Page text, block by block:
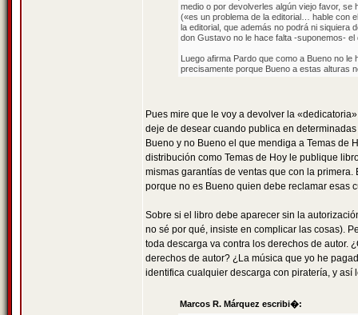
medio o por devolverles algún viejo favor,
(«es un problema de la editorial… hable con
la editorial, que además no podrá ni siquiera
don Gustavo no le hace falta -suponemos-
Luego afirma Pardo que como a Bueno no
precisamente porque Bueno a estas alturas
Pues mire que le voy a devolver la
deje de desear cuando publica en
Bueno y no Bueno el que mendiga a Temas de
distribución como Temas de Hoy le publique
mismas garantías de ventas que con la
porque no es Bueno quien debe reclamar esas
Sobre si el libro debe aparecer sin la
no sé por qué, insiste en complicar las cosas).
toda descarga va contra los derechos de autor.
derechos de autor? ¿La música que yo he
identifica cualquier descarga con piratería, y
Marcos R. Márquez escribi�: